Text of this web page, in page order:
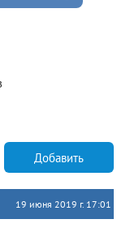
Добавить
19 июня 2019 г. 17:01